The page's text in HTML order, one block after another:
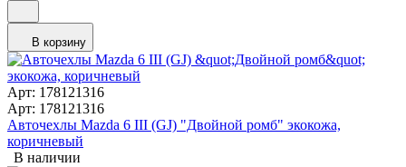
В корзину
Арт: 178121316
Арт: 178121316
Авточехлы Mazda 6 III (GJ) "Двойной ромб" экокожа,
коричневый
В наличии